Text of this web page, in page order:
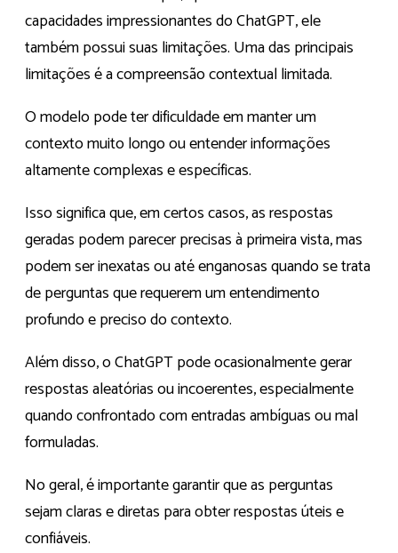
capacidades impressionantes do ChatGPT, ele
também possui suas limitações. Uma das principais
limitações é a compreensão contextual limitada.
O modelo pode ter dificuldade em manter um
contexto muito longo ou entender informações
altamente complexas e específicas.
Isso significa que, em certos casos, as respostas
geradas podem parecer precisas à primeira vista, mas
podem ser inexatas ou até enganosas quando se trata
de perguntas que requerem um entendimento
profundo e preciso do contexto.
Além disso, o ChatGPT pode ocasionalmente gerar
respostas aleatórias ou incoerentes, especialmente
quando confrontado com entradas ambíguas ou mal
formuladas.
No geral, é importante garantir que as perguntas
sejam claras e diretas para obter respostas úteis e
confiáveis.